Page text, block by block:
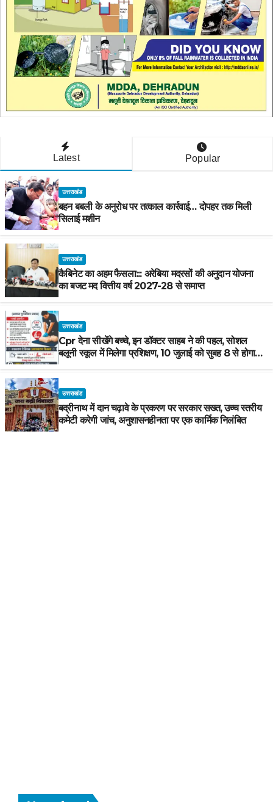
Latest Popular
उत्तराखंड
बहन बबली के अनुरोध पर तत्काल कार्रवाई… दोपहर तक मिली
सिलाई मशीन
उत्तराखंड
कैबिनेट का अहम फैसला::: अरेबिया मदरसों की अनुदान योजना
का बजट मद वित्तीय वर्ष 2027-28 से समाप्त
उत्तराखंड
Cpr देना सीखेंगे बच्चे, इन डॉक्टर साहब ने की पहल, सोशल
बलूनी स्कूल में मिलेगा प्रशिक्षण, 10 जुलाई को सुबह 8 से होगा
उत्तराखंड
बद्रीनाथ में दान चढ़ावे के प्रकरण पर सरकार सख्त, उच्च स्तरीय
कमेटी करेगी जांच, अनुशासनहीनता पर एक कार्मिक निलंबित